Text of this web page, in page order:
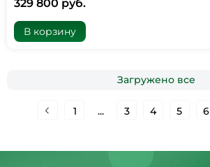
329 800 руб.
В корзину
Загружено все
1 ... 3 4 5 6